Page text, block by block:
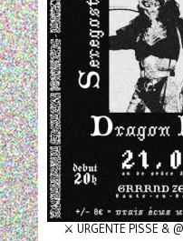
⚔️ URGENTE PISSE &